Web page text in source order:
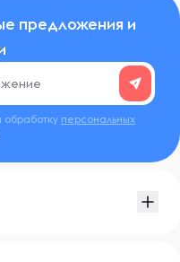
предложения и
персональных